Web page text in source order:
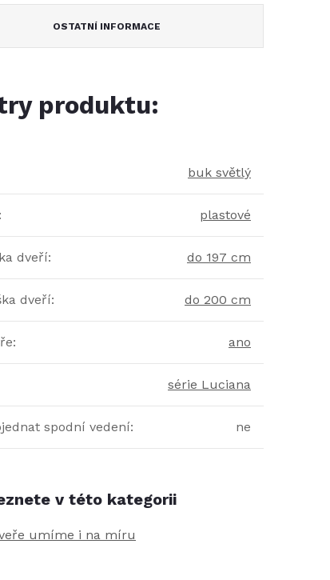
OSTATNÍ INFORMACE
produktu:
buk světlý
: plastové
dveří: do 197 cm
dveří: do 200 cm
: ano
série Luciana
spodní vedení: ne
v této kategorii
umíme i na míru